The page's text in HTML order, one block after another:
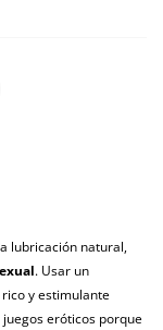
lubricación natural,
. Usar un
y estimulante
eróticos porque